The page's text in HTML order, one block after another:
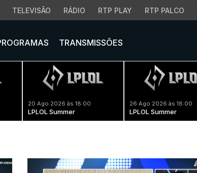
TELEVISÃO RÁDIO RTP PLAY RTP PALCO
TRANSMISSÕES
20 Ago 2026 às 18:00
LPLOL Summer
26 Ago 2026 às 18:00
LPLOL Summer